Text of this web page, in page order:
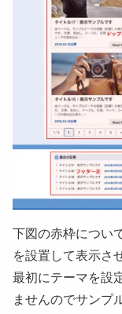
下図の赤枠につい
を設置して表示さ
最初にテーマを設
ませんのでサンプ